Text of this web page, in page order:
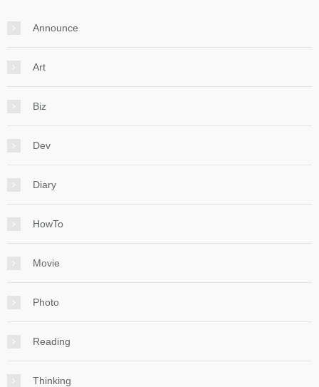
Announce
Art
Biz
Dev
Diary
HowTo
Movie
Photo
Reading
Thinking